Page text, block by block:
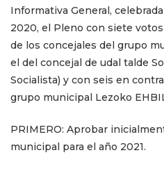
Informativa General,
2020, el Pleno con siete
de los concejales del grupo
el del concejal de udal talde
Socialista) y con seis en
grupo municipal Lezoko
PRIMERO: Aprobar
municipal para el año 2021.